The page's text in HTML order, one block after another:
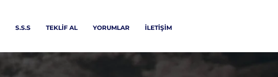
S.S.S TEKLİF AL YORUMLAR İLETİŞİM